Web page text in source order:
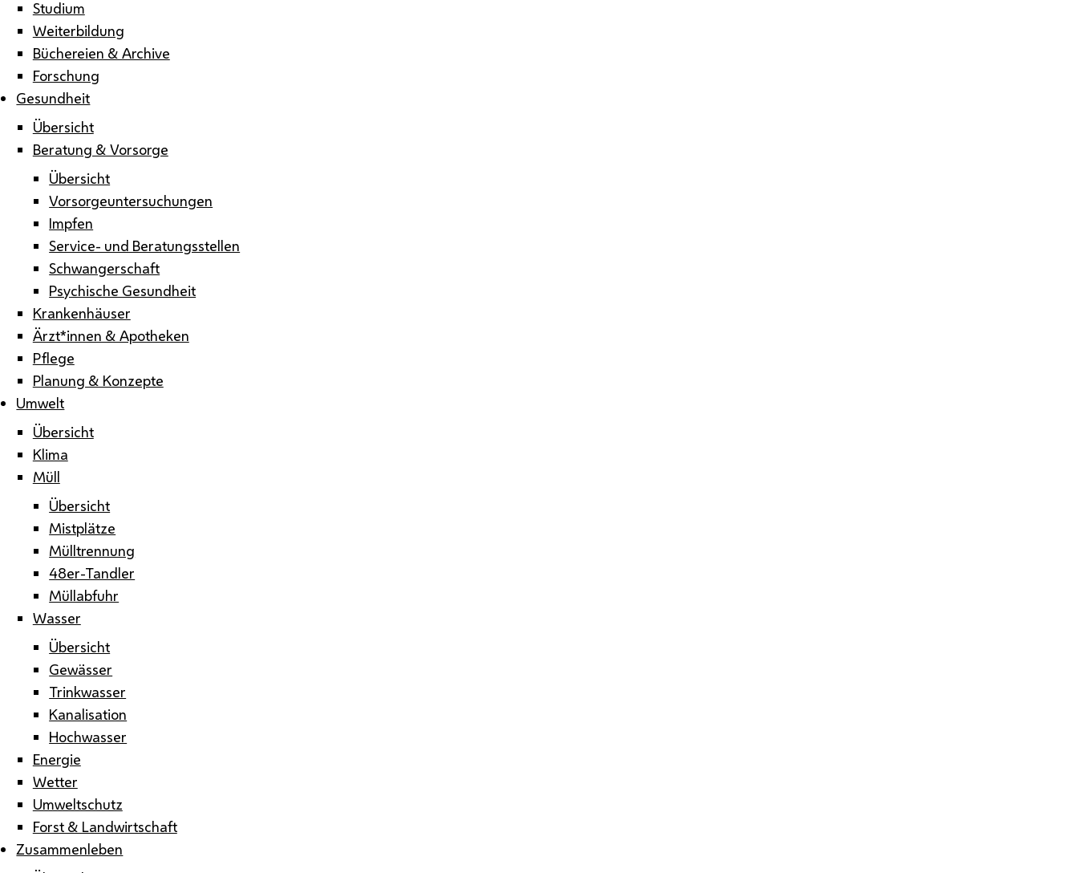
Studium
Weiterbildung
Büchereien & Archive
Forschung
Gesundheit
Übersicht
Beratung & Vorsorge
Übersicht
Vorsorgeuntersuchungen
Impfen
Service- und Beratungsstellen
Schwangerschaft
Psychische Gesundheit
Krankenhäuser
Ärzt*innen & Apotheken
Pflege
Planung & Konzepte
Umwelt
Übersicht
Klima
Müll
Übersicht
Mistplätze
Mülltrennung
48er-Tandler
Müllabfuhr
Wasser
Übersicht
Gewässer
Trinkwasser
Kanalisation
Hochwasser
Energie
Wetter
Umweltschutz
Forst & Landwirtschaft
Zusammenleben